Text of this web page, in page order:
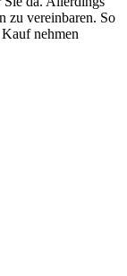
zu vereinbaren. So
nehmen